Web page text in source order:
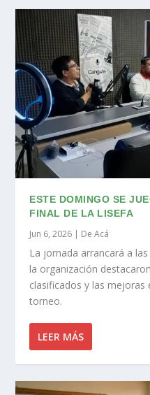
ESTE DOMINGO SE
FINAL DE LA LISEFA
Jun 6, 2026 | De Acá
La jornada arrancará a
la organización
clasificados y las
torneo.
LEER MÁS